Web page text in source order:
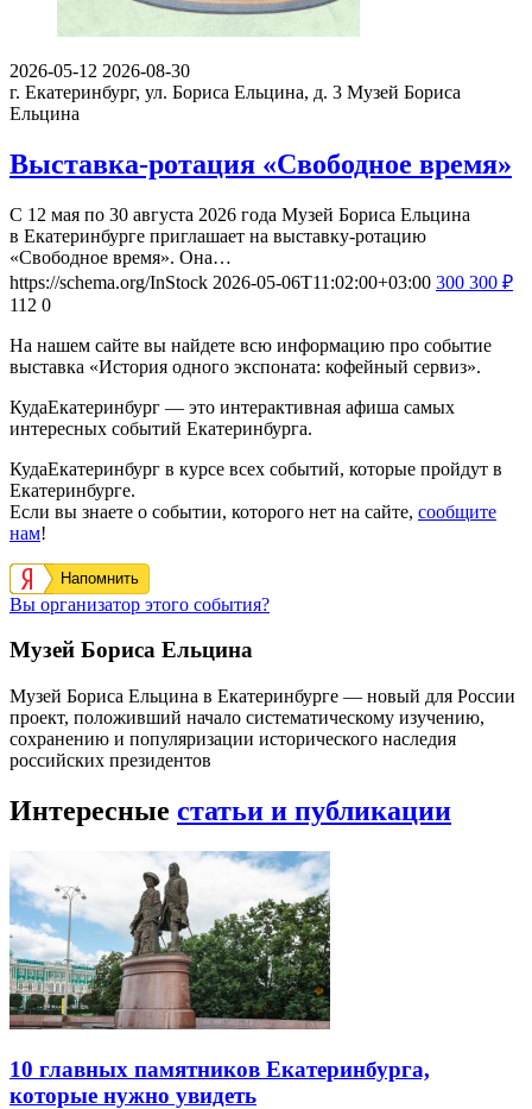
2026-05-12 2026-08-30
г. Екатеринбург, ул. Бориса Ельцина, д. 3 Музей Бориса
Ельцина
Выставка-ротация «Свободное время»
С 12 мая по 30 августа 2026 года Музей Бориса Ельцина
в Екатеринбурге приглашает на выставку-ротацию
«Свободное время». Она…
https://schema.org/InStock 2026-05-06T11:02:00+03:00 300 300 ₽
112 0
На нашем сайте вы найдете всю информацию про событие
выставка «История одного экспоната: кофейный сервиз».
КудаЕкатеринбург — это интерактивная афиша самых
интересных событий Екатеринбурга.
КудаЕкатеринбург в курсе всех событий, которые пройдут в
Екатеринбурге.
Если вы знаете о событии, которого нет на сайте, сообщите
нам!
Напомнить
Вы организатор этого события?
Музей Бориса Ельцина
Музей Бориса Ельцина в Екатеринбурге — новый для России
проект, положивший начало систематическому изучению,
сохранению и популяризации исторического наследия
российских президентов
Интересные статьи и публикации
10 главных памятников Екатеринбурга,
которые нужно увидеть